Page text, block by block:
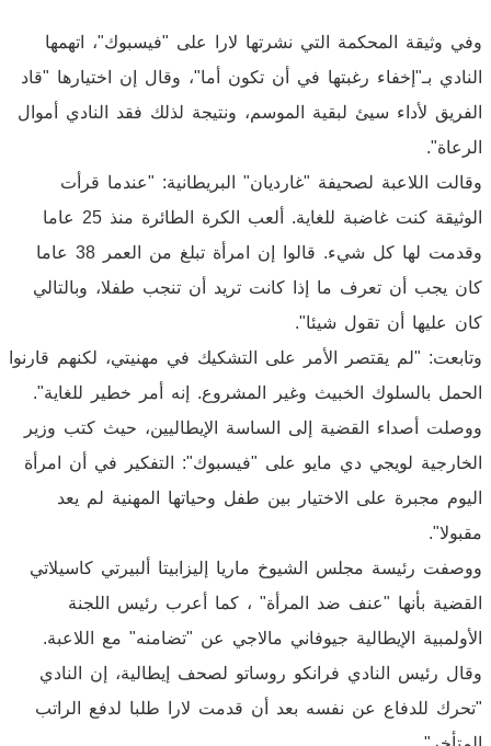
وفي وثيقة المحكمة التي نشرتها لارا على "فيسبوك"، اتهمها
النادي بـ"إخفاء رغبتها في أن تكون أما"، وقال إن اختيارها "قاد
الفريق لأداء سيئ لبقية الموسم، ونتيجة لذلك فقد النادي أموال
الرعاة".
وقالت اللاعبة لصحيفة "غارديان" البريطانية: "عندما قرأت
الوثيقة كنت غاضبة للغاية. ألعب الكرة الطائرة منذ 25 عاما
وقدمت لها كل شيء. قالوا إن امرأة تبلغ من العمر 38 عاما
كان يجب أن تعرف ما إذا كانت تريد أن تنجب طفلا، وبالتالي
كان عليها أن تقول شيئا".
وتابعت: "لم يقتصر الأمر على التشكيك في مهنيتي، لكنهم قارنوا
الحمل بالسلوك الخبيث وغير المشروع. إنه أمر خطير للغاية".
ووصلت أصداء القضية إلى الساسة الإيطاليين، حيث كتب وزير
الخارجية لويجي دي مايو على "فيسبوك": التفكير في أن امرأة
اليوم مجبرة على الاختيار بين طفل وحياتها المهنية لم يعد
مقبولا".
ووصفت رئيسة مجلس الشيوخ ماريا إليزابيتا ألبيرتي كاسيلاتي
القضية بأنها "عنف ضد المرأة" ، كما أعرب رئيس اللجنة
الأولمبية الإيطالية جيوفاني مالاجي عن "تضامنه" مع اللاعبة.
وقال رئيس النادي فرانكو روساتو لصحف إيطالية، إن النادي
"تحرك للدفاع عن نفسه بعد أن قدمت لارا طلبا لدفع الراتب